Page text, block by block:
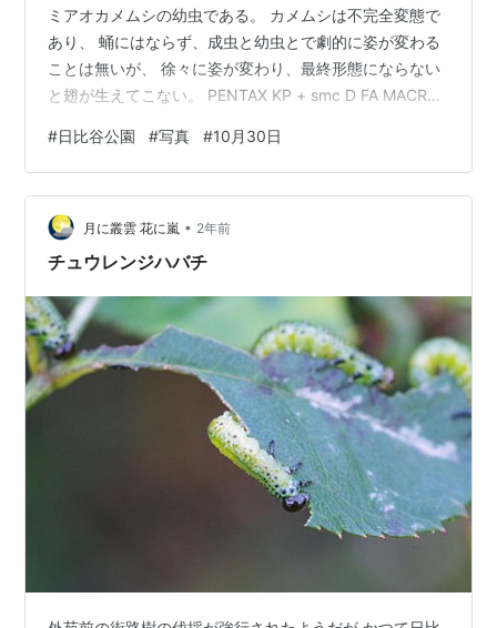
ミアオカメムシの幼虫である。 カメムシは不完全変態で
あり、 蛹にはならず、成虫と幼虫とで劇的に姿が変わる
ことは無いが、 徐々に姿が変わり、最終形態にならない
と翅が生えてこない。 PENTAX KP + smc D FA MACRO
変身をするたびにパワーがはるかに増す… その変身をあ
と2回もオレは残している… その意味がわかるな？ 今の
うちに駆除しろってことですねわかります！ なお最終形
態はシンプルな模様… M.ZUIKO DIGITAL ED 12-100mm
F…
#日比谷公園 #写真 #10月30日
月に叢雲 花に嵐 • 2年前
チュウレンジハバチ